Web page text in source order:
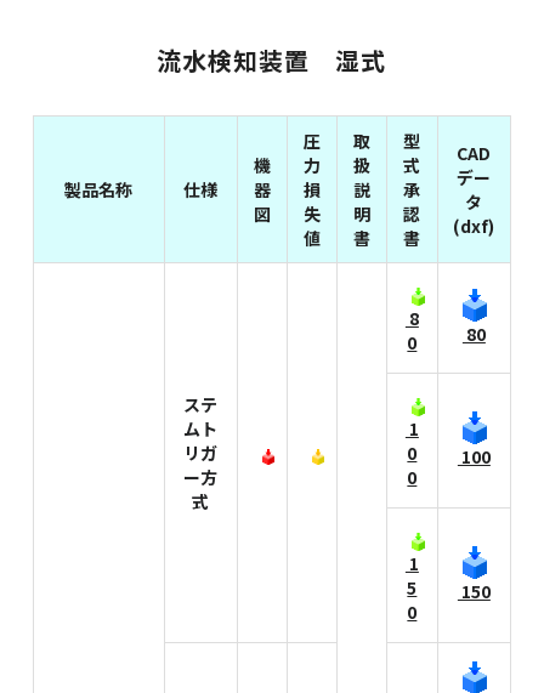
流水検知装置 湿式
製品名称 仕様
機
器
図
圧
力
損
失
値
取
扱
説
明
書
型
式
承
認
書
CAD
デー
タ
(dxf)
ステ
ムト
リガ
ー方
式
8
0
80
1
0
0
100
1
5
0
150